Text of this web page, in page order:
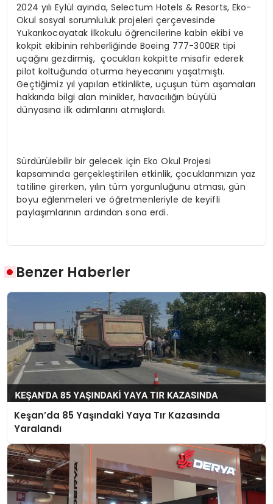
2024 yılı Eylül ayında, Selectum Hotels & Resorts, Eko-
Okul sosyal sorumluluk projeleri çerçevesinde
Yukarıkocayatak İlkokulu öğrencilerine kabin ekibi ve
kokpit ekibinin rehberliğinde Boeing 777-300ER tipi
uçağını gezdirmiş, çocukları kokpitte misafir ederek
pilot koltuğunda oturma heyecanını yaşatmıştı.
Geçtiğimiz yıl yapılan etkinlikte, uçuşun tüm aşamaları
hakkında bilgi alan minikler, havacılığın büyülü
dünyasına ilk adımlarını atmışlardı.
Sürdürülebilir bir gelecek için Eko Okul Projesi
kapsamında gerçekleştirilen etkinlik, çocuklarımızın yaz
tatiline girerken, yılın tüm yorgunluğunu atması, gün
boyu eğlenmeleri ve öğretmenleriyle de keyifli
paylaşımlarının ardından sona erdi.
Benzer Haberler
Keşan’da 85 Yaşındaki Yaya Tır Kazasında
Yaralandı